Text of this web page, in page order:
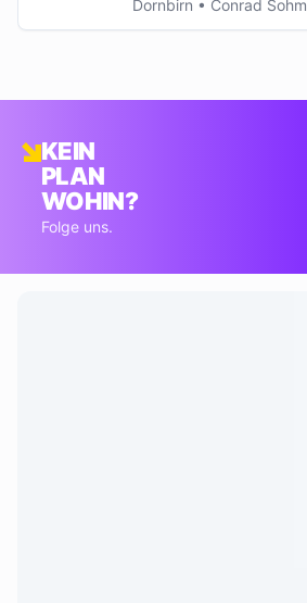
Dornbirn • Conrad Sohm
KEIN
PLAN
WOHIN?
Folge uns.